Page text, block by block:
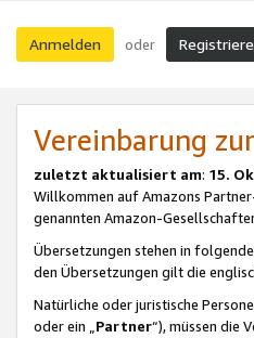
Anmelden oder
Vereinbarung
zuletzt aktualisiert am: 15.
Willkommen auf Amazons
genannten Amazon-
Übersetzungen stehen in
den Übersetzungen gilt die
Natürliche oder juristische
oder ein „Partner“), müssen die